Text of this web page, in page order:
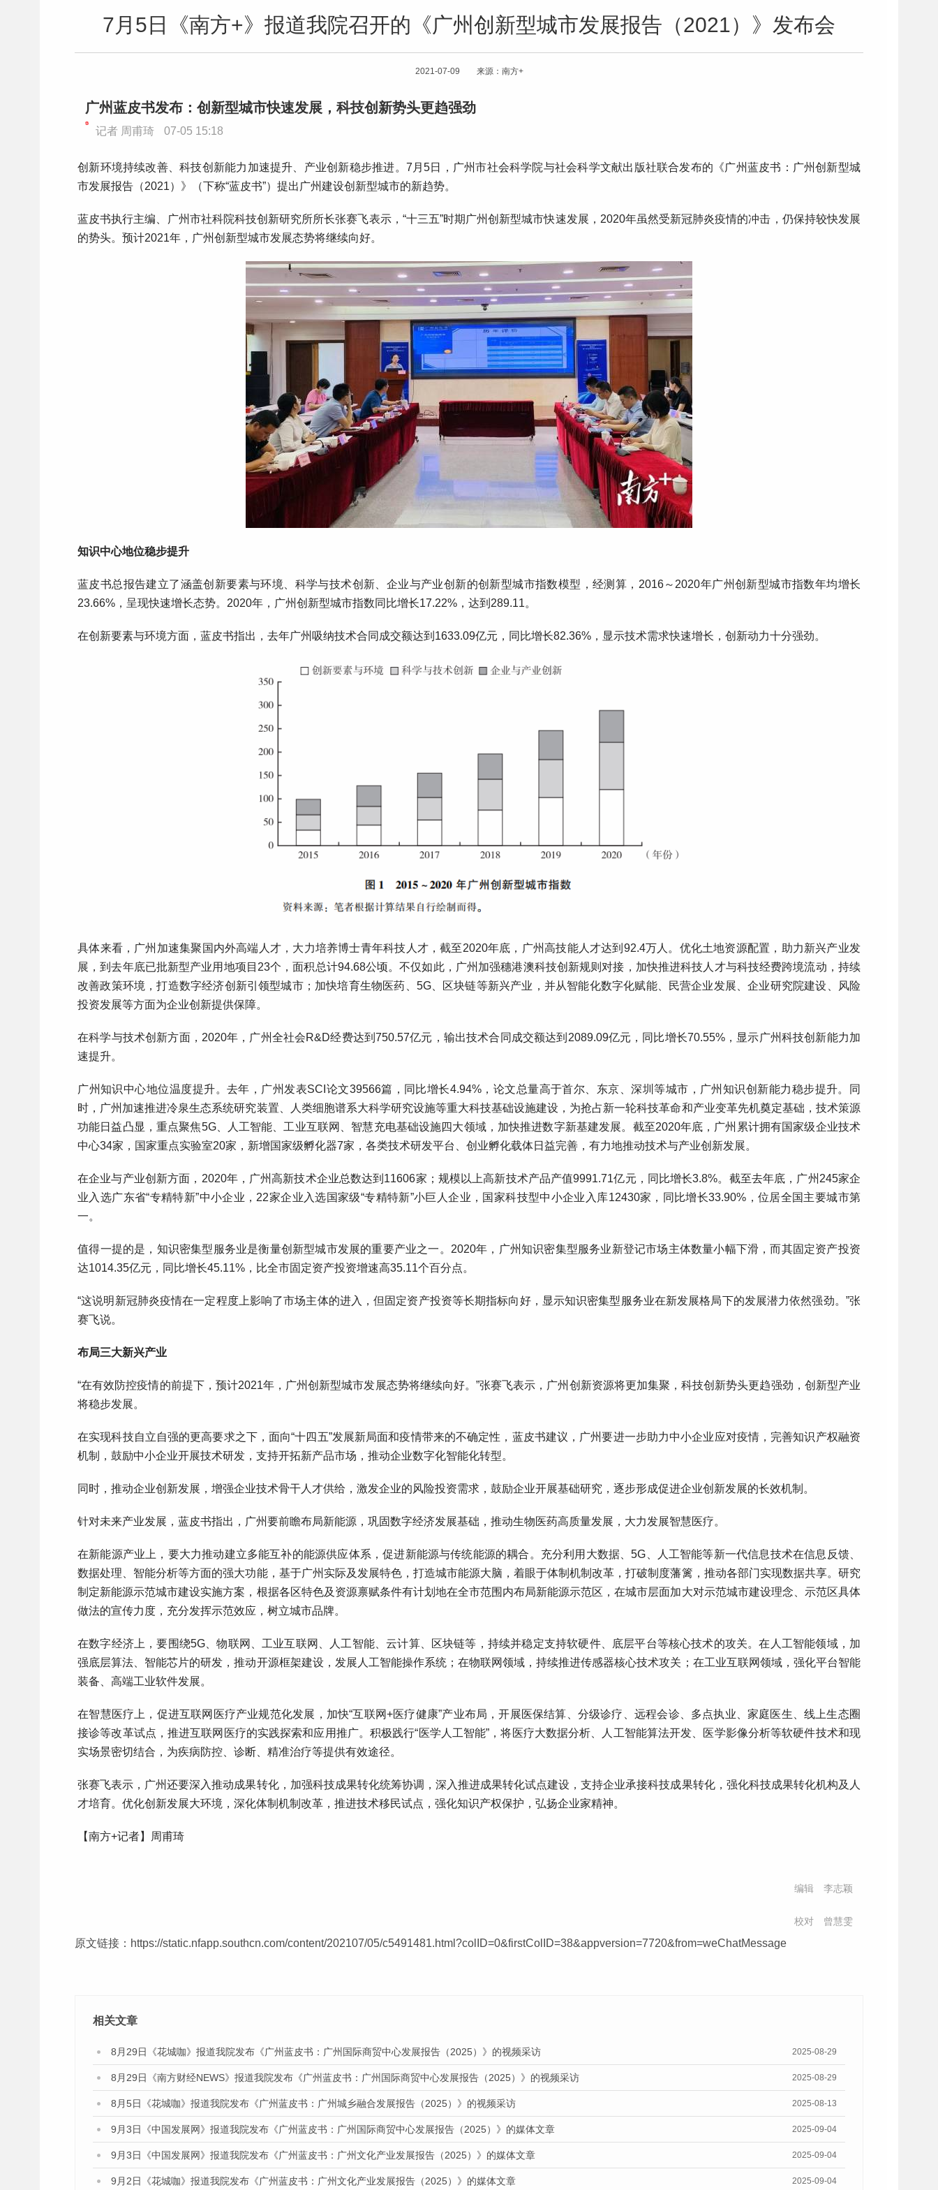
7月5日《南方+》报道我院召开的《广州创新型城市发展报告（2021）》发布会
2021-07-09 来源：南方+
广州蓝皮书发布：创新型城市快速发展，科技创新势头更趋强劲
记者 周甫琦 07-05 15:18
创新环境持续改善、科技创新能力加速提升、产业创新稳步推进。7月5日，广州市社会科学院与社会科学文献出版社联合发布的《广州蓝皮书：广州创新型城
市发展报告（2021）》（下称“蓝皮书”）提出广州建设创新型城市的新趋势。
蓝皮书执行主编、广州市社科院科技创新研究所所长张赛飞表示，“十三五”时期广州创新型城市快速发展，2020年虽然受新冠肺炎疫情的冲击，仍保持较快发展
的势头。预计2021年，广州创新型城市发展态势将继续向好。
知识中心地位稳步提升
蓝皮书总报告建立了涵盖创新要素与环境、科学与技术创新、企业与产业创新的创新型城市指数模型，经测算，2016～2020年广州创新型城市指数年均增长
23.66%，呈现快速增长态势。2020年，广州创新型城市指数同比增长17.22%，达到289.11。
在创新要素与环境方面，蓝皮书指出，去年广州吸纳技术合同成交额达到1633.09亿元，同比增长82.36%，显示技术需求快速增长，创新动力十分强劲。
具体来看，广州加速集聚国内外高端人才，大力培养博士青年科技人才，截至2020年底，广州高技能人才达到92.4万人。优化土地资源配置，助力新兴产业发
展，到去年底已批新型产业用地项目23个，面积总计94.68公顷。不仅如此，广州加强穗港澳科技创新规则对接，加快推进科技人才与科技经费跨境流动，持续
改善政策环境，打造数字经济创新引领型城市；加快培育生物医药、5G、区块链等新兴产业，并从智能化数字化赋能、民营企业发展、企业研究院建设、风险
投资发展等方面为企业创新提供保障。
在科学与技术创新方面，2020年，广州全社会R&D经费达到750.57亿元，输出技术合同成交额达到2089.09亿元，同比增长70.55%，显示广州科技创新能力加
速提升。
广州知识中心地位温度提升。去年，广州发表SCI论文39566篇，同比增长4.94%，论文总量高于首尔、东京、深圳等城市，广州知识创新能力稳步提升。同
时，广州加速推进冷泉生态系统研究装置、人类细胞谱系大科学研究设施等重大科技基础设施建设，为抢占新一轮科技革命和产业变革先机奠定基础，技术策源
功能日益凸显，重点聚焦5G、人工智能、工业互联网、智慧充电基础设施四大领域，加快推进数字新基建发展。截至2020年底，广州累计拥有国家级企业技术
中心34家，国家重点实验室20家，新增国家级孵化器7家，各类技术研发平台、创业孵化载体日益完善，有力地推动技术与产业创新发展。
在企业与产业创新方面，2020年，广州高新技术企业总数达到11606家；规模以上高新技术产品产值9991.71亿元，同比增长3.8%。截至去年底，广州245家企
业入选广东省“专精特新”中小企业，22家企业入选国家级“专精特新”小巨人企业，国家科技型中小企业入库12430家，同比增长33.90%，位居全国主要城市第
一。
值得一提的是，知识密集型服务业是衡量创新型城市发展的重要产业之一。2020年，广州知识密集型服务业新登记市场主体数量小幅下滑，而其固定资产投资
达1014.35亿元，同比增长45.11%，比全市固定资产投资增速高35.11个百分点。
“这说明新冠肺炎疫情在一定程度上影响了市场主体的进入，但固定资产投资等长期指标向好，显示知识密集型服务业在新发展格局下的发展潜力依然强劲。”张
赛飞说。
布局三大新兴产业
“在有效防控疫情的前提下，预计2021年，广州创新型城市发展态势将继续向好。”张赛飞表示，广州创新资源将更加集聚，科技创新势头更趋强劲，创新型产业
将稳步发展。
在实现科技自立自强的更高要求之下，面向“十四五”发展新局面和疫情带来的不确定性，蓝皮书建议，广州要进一步助力中小企业应对疫情，完善知识产权融资
机制，鼓励中小企业开展技术研发，支持开拓新产品市场，推动企业数字化智能化转型。
同时，推动企业创新发展，增强企业技术骨干人才供给，激发企业的风险投资需求，鼓励企业开展基础研究，逐步形成促进企业创新发展的长效机制。
针对未来产业发展，蓝皮书指出，广州要前瞻布局新能源，巩固数字经济发展基础，推动生物医药高质量发展，大力发展智慧医疗。
在新能源产业上，要大力推动建立多能互补的能源供应体系，促进新能源与传统能源的耦合。充分利用大数据、5G、人工智能等新一代信息技术在信息反馈、
数据处理、智能分析等方面的强大功能，基于广州实际及发展特色，打造城市能源大脑，着眼于体制机制改革，打破制度藩篱，推动各部门实现数据共享。研究
制定新能源示范城市建设实施方案，根据各区特色及资源禀赋条件有计划地在全市范围内布局新能源示范区，在城市层面加大对示范城市建设理念、示范区具体
做法的宣传力度，充分发挥示范效应，树立城市品牌。
在数字经济上，要围绕5G、物联网、工业互联网、人工智能、云计算、区块链等，持续并稳定支持软硬件、底层平台等核心技术的攻关。在人工智能领域，加
强底层算法、智能芯片的研发，推动开源框架建设，发展人工智能操作系统；在物联网领域，持续推进传感器核心技术攻关；在工业互联网领域，强化平台智能
装备、高端工业软件发展。
在智慧医疗上，促进互联网医疗产业规范化发展，加快“互联网+医疗健康”产业布局，开展医保结算、分级诊疗、远程会诊、多点执业、家庭医生、线上生态圈
接诊等改革试点，推进互联网医疗的实践探索和应用推广。积极践行“医学人工智能”，将医疗大数据分析、人工智能算法开发、医学影像分析等软硬件技术和现
实场景密切结合，为疾病防控、诊断、精准治疗等提供有效途径。
张赛飞表示，广州还要深入推动成果转化，加强科技成果转化统筹协调，深入推进成果转化试点建设，支持企业承接科技成果转化，强化科技成果转化机构及人
才培育。优化创新发展大环境，深化体制机制改革，推进技术移民试点，强化知识产权保护，弘扬企业家精神。
【南方+记者】周甫琦
编辑 李志颖
校对 曾慧雯
原文链接： https://static.nfapp.southcn.com/content/202107/05/c5491481.html?colID=0&firstColID=38&appversion=7720&from=weChatMessage
相关文章
8月29日《花城咖》报道我院发布《广州蓝皮书：广州国际商贸中心发展报告（2025）》的视频采访 2025-08-29
8月29日《南方财经NEWS》报道我院发布《广州蓝皮书：广州国际商贸中心发展报告（2025）》的视频采访 2025-08-29
8月5日《花城咖》报道我院发布《广州蓝皮书：广州城乡融合发展报告（2025）》的视频采访 2025-08-13
9月3日《中国发展网》报道我院发布《广州蓝皮书：广州国际商贸中心发展报告（2025）》的媒体文章 2025-09-04
9月3日《中国发展网》报道我院发布《广州蓝皮书：广州文化产业发展报告（2025）》的媒体文章 2025-09-04
9月2日《花城咖》报道我院发布《广州蓝皮书：广州文化产业发展报告（2025）》的媒体文章 2025-09-04